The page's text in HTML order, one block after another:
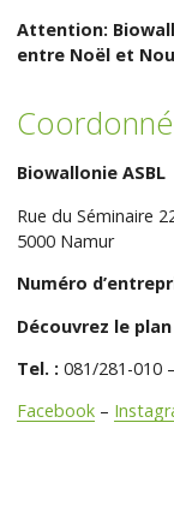
Attention:
entre Noël et
Biowallonie ASBL
Rue du Séminaire
5000 Namur
Numéro
Découvrez le
Tel. : 081/281-010
Facebook –